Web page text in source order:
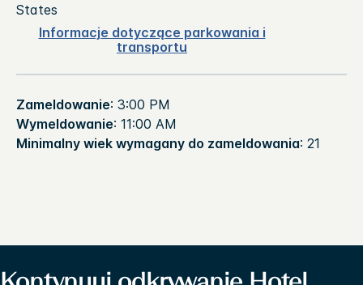
States
Informacje dotyczące parkowania i
transportu
Zameldowanie: 3:00 PM
Wymeldowanie: 11:00 AM
Minimalny wiek wymagany do zameldowania: 21